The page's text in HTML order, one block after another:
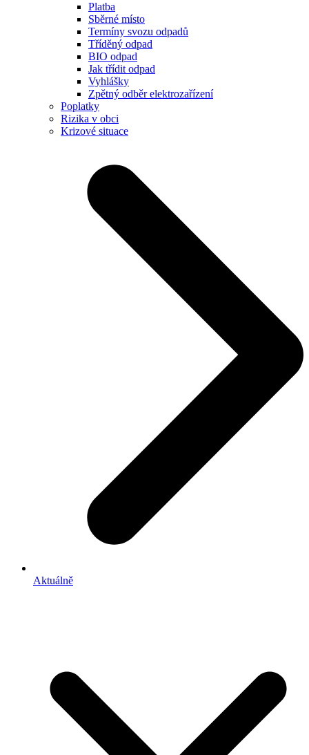
Platba
Sběrné místo
Termíny svozu odpadů
Tříděný odpad
BIO odpad
Jak třídit odpad
Vyhlášky
Zpětný odběr elektrozařízení
Poplatky
Rizika v obci
Krizové situace
Aktuálně